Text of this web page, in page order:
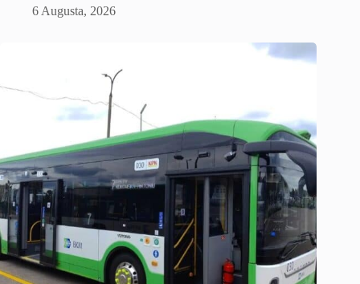
6 Augusta, 2026